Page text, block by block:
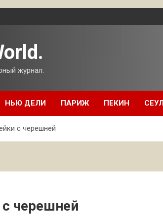
журнал.
НЬЮ ДЕЛИ ПАРИЖ ПЕКИН
с черешней
черешней